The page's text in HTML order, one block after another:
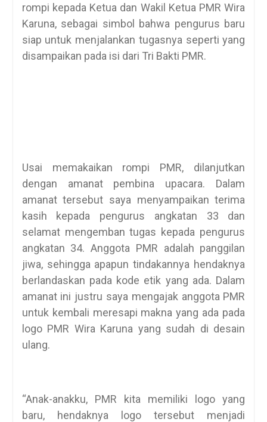
rompi kepada Ketua dan Wakil Ketua PMR Wira
Karuna, sebagai simbol bahwa pengurus baru
siap untuk menjalankan tugasnya seperti yang
disampaikan pada isi dari Tri Bakti PMR.
Usai memakaikan rompi PMR, dilanjutkan
dengan amanat pembina upacara. Dalam
amanat tersebut saya menyampaikan terima
kasih kepada pengurus angkatan 33 dan
selamat mengemban tugas kepada pengurus
angkatan 34. Anggota PMR adalah panggilan
jiwa, sehingga apapun tindakannya hendaknya
berlandaskan pada kode etik yang ada. Dalam
amanat ini justru saya mengajak anggota PMR
untuk kembali meresapi makna yang ada pada
logo PMR Wira Karuna yang sudah di desain
ulang.
“Anak-anakku, PMR kita memiliki logo yang
baru, hendaknya logo tersebut menjadi